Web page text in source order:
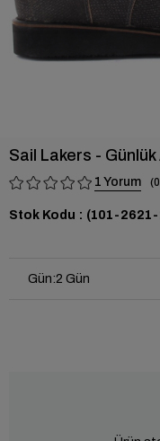
Sail Lakers - Günlük
1
Stok Kodu (101-2621-
Gün:2 Gün